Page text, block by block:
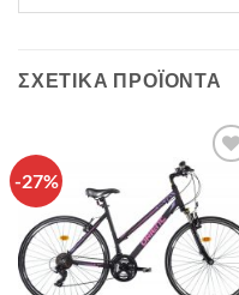
ΣΧΕΤΙΚΆ ΠΡΟΪΌΝΤΑ
-27%
Πρόσθήκη
στην λίστα
επιθυμιών